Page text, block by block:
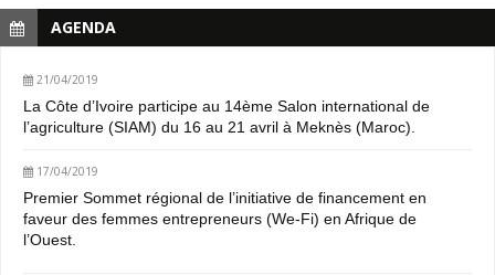
AGENDA
21/04/2019
La Côte d’Ivoire participe au 14ème Salon international de
l’agriculture (SIAM) du 16 au 21 avril à Meknès (Maroc).
17/04/2019
Premier Sommet régional de l’initiative de financement en
faveur des femmes entrepreneurs (We-Fi) en Afrique de
l’Ouest.